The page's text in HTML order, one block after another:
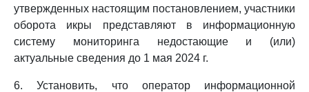
утвержденных настоящим постановлением, участники
оборота икры представляют в информационную
систему мониторинга недостающие и (или)
актуальные сведения до 1 мая 2024 г.
6. Установить, что оператор информационной